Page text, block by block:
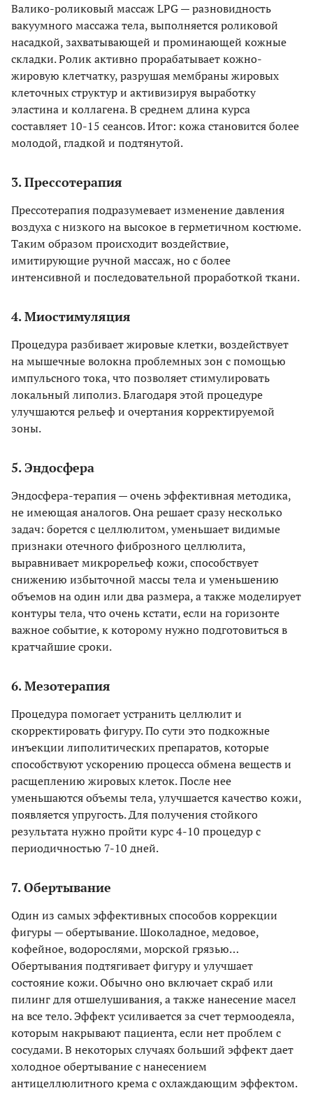
Валико-роликовый массаж LPG — разновидность
вакуумного массажа тела, выполняется роликовой
насадкой, захватывающей и проминающей кожные
складки. Ролик активно прорабатывает кожно-
жировую клетчатку, разрушая мембраны жировых
клеточных структур и активизируя выработку
эластина и коллагена. В среднем длина курса
составляет 10-15 сеансов. Итог: кожа становится более
молодой, гладкой и подтянутой.
3. Прессотерапия
Прессотерапия подразумевает изменение давления
воздуха с низкого на высокое в герметичном костюме.
Таким образом происходит воздействие,
имитирующие ручной массаж, но с более
интенсивной и последовательной проработкой ткани.
4. Миостимуляция
Процедура разбивает жировые клетки, воздействует
на мышечные волокна проблемных зон с помощью
импульсного тока, что позволяет стимулировать
локальный липолиз. Благодаря этой процедуре
улучшаются рельеф и очертания корректируемой
зоны.
5. Эндосфера
Эндосфера-терапия — очень эффективная методика,
не имеющая аналогов. Она решает сразу несколько
задач: борется с целлюлитом, уменьшает видимые
признаки отечного фиброзного целлюлита,
выравнивает микрорельеф кожи, способствует
снижению избыточной массы тела и уменьшению
объемов на один или два размера, а также моделирует
контуры тела, что очень кстати, если на горизонте
важное событие, к которому нужно подготовиться в
кратчайшие сроки.
6. Мезотерапия
Процедура помогает устранить целлюлит и
скорректировать фигуру. По сути это подкожные
инъекции липолитических препаратов, которые
способствуют ускорению процесса обмена веществ и
расщеплению жировых клеток. После нее
уменьшаются объемы тела, улучшается качество кожи,
появляется упругость. Для получения стойкого
результата нужно пройти курс 4-10 процедур с
периодичностью 7-10 дней.
7. Обертывание
Один из самых эффективных способов коррекции
фигуры — обертывание. Шоколадное, медовое,
кофейное, водорослями, морской грязью…
Обертывания подтягивает фигуру и улучшает
состояние кожи. Обычно оно включает скраб или
пилинг для отшелушивания, а также нанесение масел
на все тело. Эффект усиливается за счет термоодеяла,
которым накрывают пациента, если нет проблем с
сосудами. В некоторых случаях больший эффект дает
холодное обертывание с нанесением
антицеллюлитного крема с охлаждающим эффектом.